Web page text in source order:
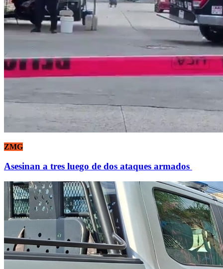
ZMG
Asesinan a tres luego de dos ataques armados